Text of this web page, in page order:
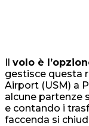
Il volo è
gestisce questa
Airport (USM) a
alcune partenze
e contando i
faccenda si